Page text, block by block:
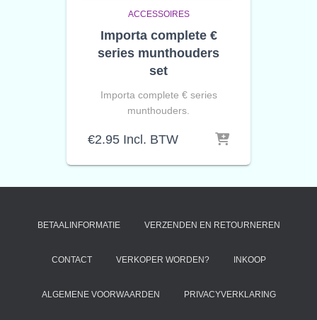
ACCESSOIRES
Importa complete €
series munthouders
set
Importa complete € series
munthouders.
€2.95 Incl. BTW
BETAALINFORMATIE VERZENDEN EN RETOURNEREN
CONTACT VERKOPER WORDEN? INKOOP
ALGEMENE VOORWAARDEN PRIVACYVERKLARING